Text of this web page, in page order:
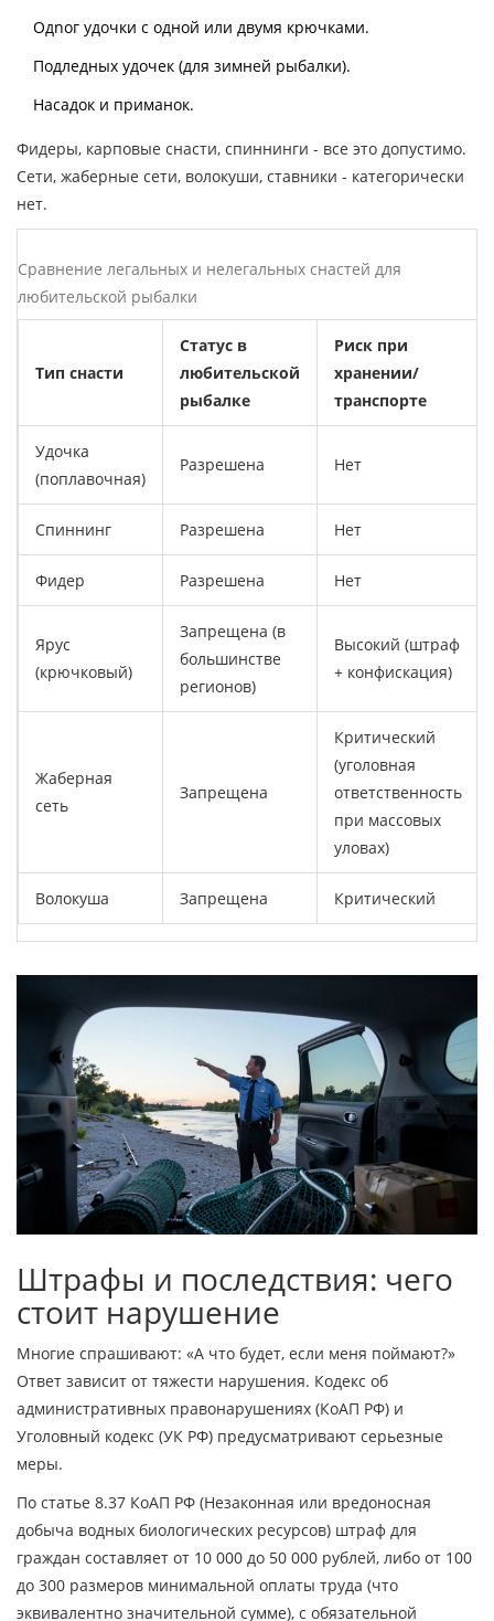
Одnoг удочки с одной или двумя крючками.
Подледных удочек (для зимней рыбалки).
Насадок и приманок.
Фидеры, карповые снасти, спиннинги - все это допустимо.
Сети, жаберные сети, волокуши, ставники - категорически
нет.
Сравнение легальных и нелегальных снастей для
любительской рыбалки
Тип снасти
Статус в
любительской
рыбалке
Риск при
хранении/
транспорте
Удочка
(поплавочная)
Разрешена Нет
Спиннинг Разрешена Нет
Фидер Разрешена Нет
Ярус
(крючковый)
Запрещена (в
большинстве
регионов)
Высокий (штраф
+ конфискация)
Жаберная
сеть
Запрещена
Критический
(уголовная
ответственность
при массовых
уловах)
Волокуша Запрещена Критический
Штрафы и последствия: чего
стоит нарушение
Многие спрашивают: «А что будет, если меня поймают?»
Ответ зависит от тяжести нарушения. Кодекс об
административных правонарушениях (КоАП РФ) и
Уголовный кодекс (УК РФ) предусматривают серьезные
меры.
По статье 8.37 КоАП РФ (Незаконная или вредоносная
добыча водных биологических ресурсов) штраф для
граждан составляет от 10 000 до 50 000 рублей, либо от 100
до 300 размеров минимальной оплаты труда (что
эквивалентно значительной сумме), с обязательной